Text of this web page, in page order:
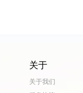
关于
关于我们